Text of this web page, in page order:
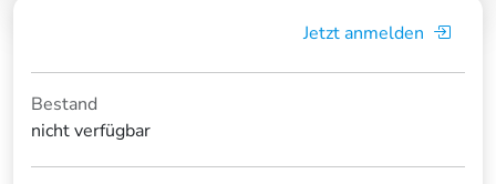
Jetzt anmelden
Bestand
nicht verfügbar